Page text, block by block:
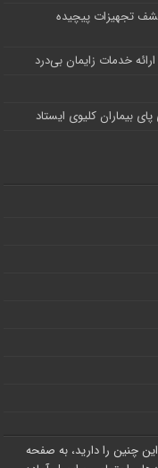
تجهیزات پیچیده
بیماران کلیوی ایستاد
این چنین را دارید، به صفحه